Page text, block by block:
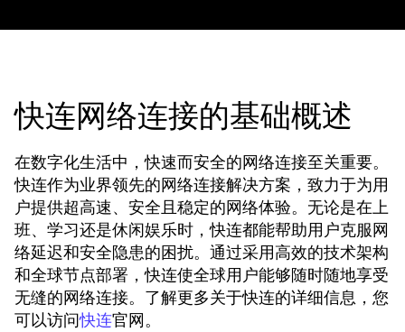
快连网络连接的基础概述
在数字化生活中，快速而安全的网络连接至关重要。
快连作为业界领先的网络连接解决方案，致力于为用
户提供超高速、安全且稳定的网络体验。无论是在上
班、学习还是休闲娱乐时，快连都能帮助用户克服网
络延迟和安全隐患的困扰。通过采用高效的技术架构
和全球节点部署，快连使全球用户能够随时随地享受
无缝的网络连接。了解更多关于快连的详细信息，您
可以访问快连官网。